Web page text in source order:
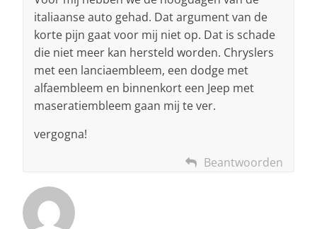
italiaanse auto gehad. Dat argument van de
korte pijn gaat voor mij niet op. Dat is schade
die niet meer kan hersteld worden. Chryslers
met een lanciaembleem, een dodge met
alfaembleem en binnenkort een Jeep met
maseratiembleem gaan mij te ver.
vergogna!
Beantwoorden